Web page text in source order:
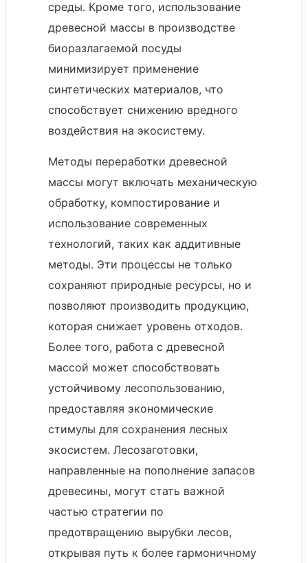
среды. Кроме того, использование
древесной массы в производстве
биоразлагаемой посуды
минимизирует применение
синтетических материалов, что
способствует снижению вредного
воздействия на экосистему.
Методы переработки древесной
массы могут включать механическую
обработку, компостирование и
использование современных
технологий, таких как аддитивные
методы. Эти процессы не только
сохраняют природные ресурсы, но и
позволяют производить продукцию,
которая снижает уровень отходов.
Более того, работа с древесной
массой может способствовать
устойчивому лесопользованию,
предоставляя экономические
стимулы для сохранения лесных
экосистем. Лесозаготовки,
направленные на пополнение запасов
древесины, могут стать важной
частью стратегии по
предотвращению вырубки лесов,
открывая путь к более гармоничному